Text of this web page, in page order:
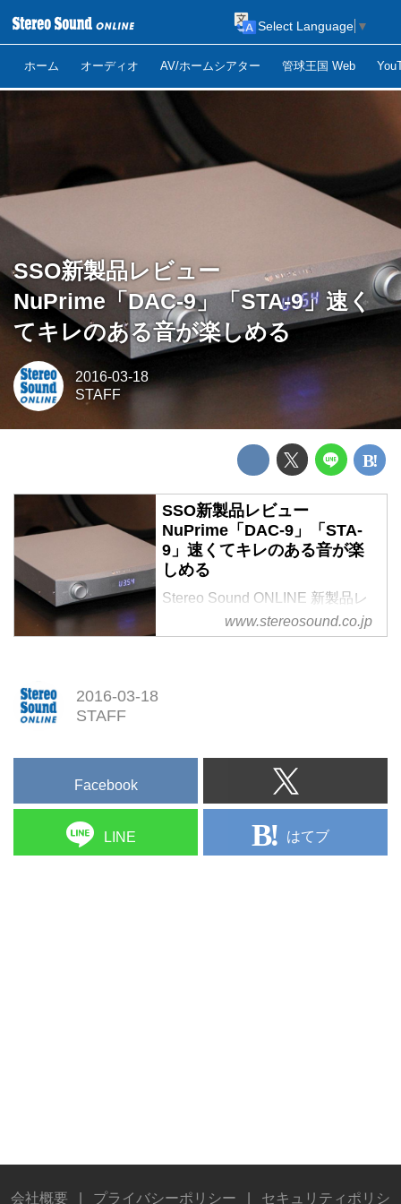
ホーム オーディオ AV/ホームシアター 管球王国 Web
Select Language ▼
SSO新製品レビュー
NuPrime「DAC-9」「STA-9」速く
てキレのある音が楽しめる
2016-03-18
STAFF
SSO新製品レビュー
NuPrime「DAC-9」「STA-
9」速くてキレのある音が楽
しめる
Stereo Sound ONLINE 新製品レ
NuPrime「DAC-9」「STA-9」速
www.stereosound.co.jp
2016-03-18
STAFF
Facebook
LINE はてブ
会社概要 プライバシーポリシー セキュリティポリシ